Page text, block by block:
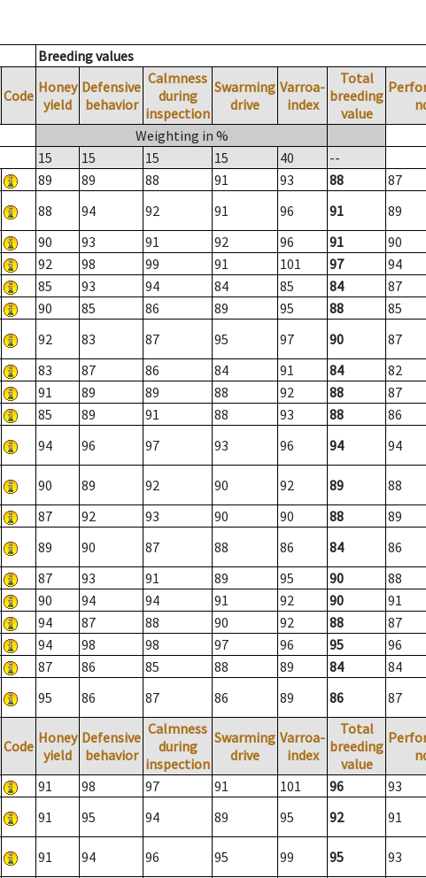
Breeding values
Code Honey
yield
Defensive
behavior
Calmness
during
inspection
Swarming
drive
Varroa-
index
Total
breeding
value
Weighting in %
15
15 15 15 40
--
89 89 88 91 93 88
87
88 94 92 91 96 91
89
90 93 91 92 96 91
90
92 98 99 91 101 97
94
85 93 94 84 85 84
87
90 85 86 89 95 88
85
92 83 87 95 97 90
87
83 87 86 84 91 84
82
91 89 89 88 92 88
87
85 89 91 88 93 88
86
94 96 97 93 96 94 94
90 89 92 90 92 89
88
87 92 93 90 90 88
89
89 90 87 88 86 84
86
87 93 91 89 95 90
88
90 94 94 91 92 90
91
94 87 88 90 92 88
87
94 98 98 97 96 95
96
87 86 85 88 89 84
84
95 86 87 86 89 86 87
Code Honey
yield
Defensive
behavior
Calmness
during
inspection
Swarming
drive
Varroa-
index
Total
breeding
value
91 98 97 91 101 96
93
91 95 94 89 95 92 91
91 94 96 95 99 95 93